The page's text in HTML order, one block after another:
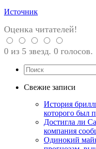
Источник
Оценка читателей!
0 из 5 звезд. 0 голосов.
Свежие записи
История
которого был
Достигла ли
компания
Одинокий